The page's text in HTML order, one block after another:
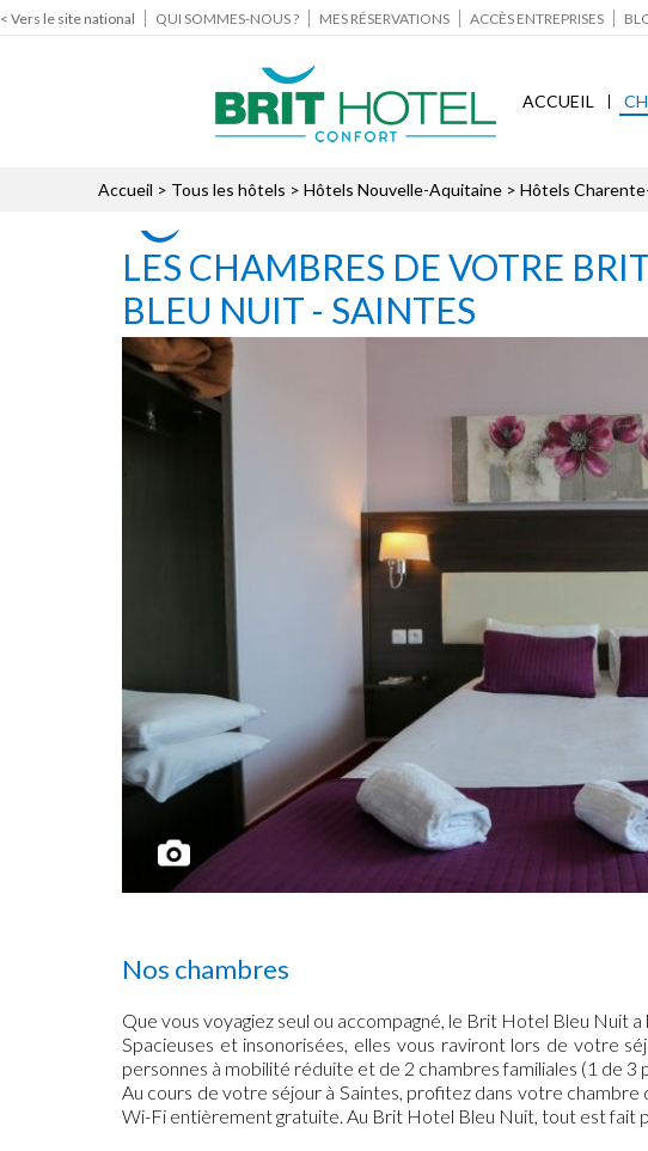
< Vers le site national QUI SOMMES-NOUS ? MES RÉSERVATIONS ACCÈS ENTREPRISES
ACCUEIL
Accueil > Tous les hôtels > Hôtels Nouvelle-Aquitaine > Hôtels
LES CHAMBRES DE VOTRE
BLEU NUIT - SAINTES
Nos chambres
Que vous voyagiez seul ou accompagné, le Brit Hotel Bleu Nuit
Spacieuses et insonorisées, elles vous raviront lors de votre
personnes à mobilité réduite et de 2 chambres familiales (1 de 3
Au cours de votre séjour à Saintes, profitez dans votre
Wi-Fi entièrement gratuite. Au Brit Hotel Bleu Nuit, tout est fait